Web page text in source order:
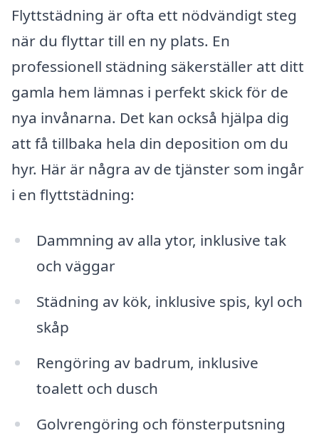
Flyttstädning är ofta ett nödvändigt steg
när du flyttar till en ny plats. En
professionell städning säkerställer att ditt
gamla hem lämnas i perfekt skick för de
nya invånarna. Det kan också hjälpa dig
att få tillbaka hela din deposition om du
hyr. Här är några av de tjänster som ingår
i en flyttstädning:
Dammning av alla ytor, inklusive tak
och väggar
Städning av kök, inklusive spis, kyl och
skåp
Rengöring av badrum, inklusive
toalett och dusch
Golvrengöring och fönsterputsning